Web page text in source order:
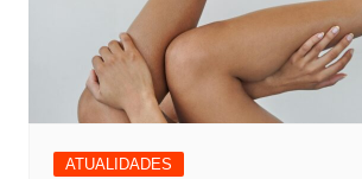
ATUALIDADES